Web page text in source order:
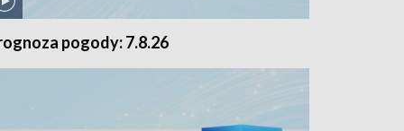
pogody: 7.8.26